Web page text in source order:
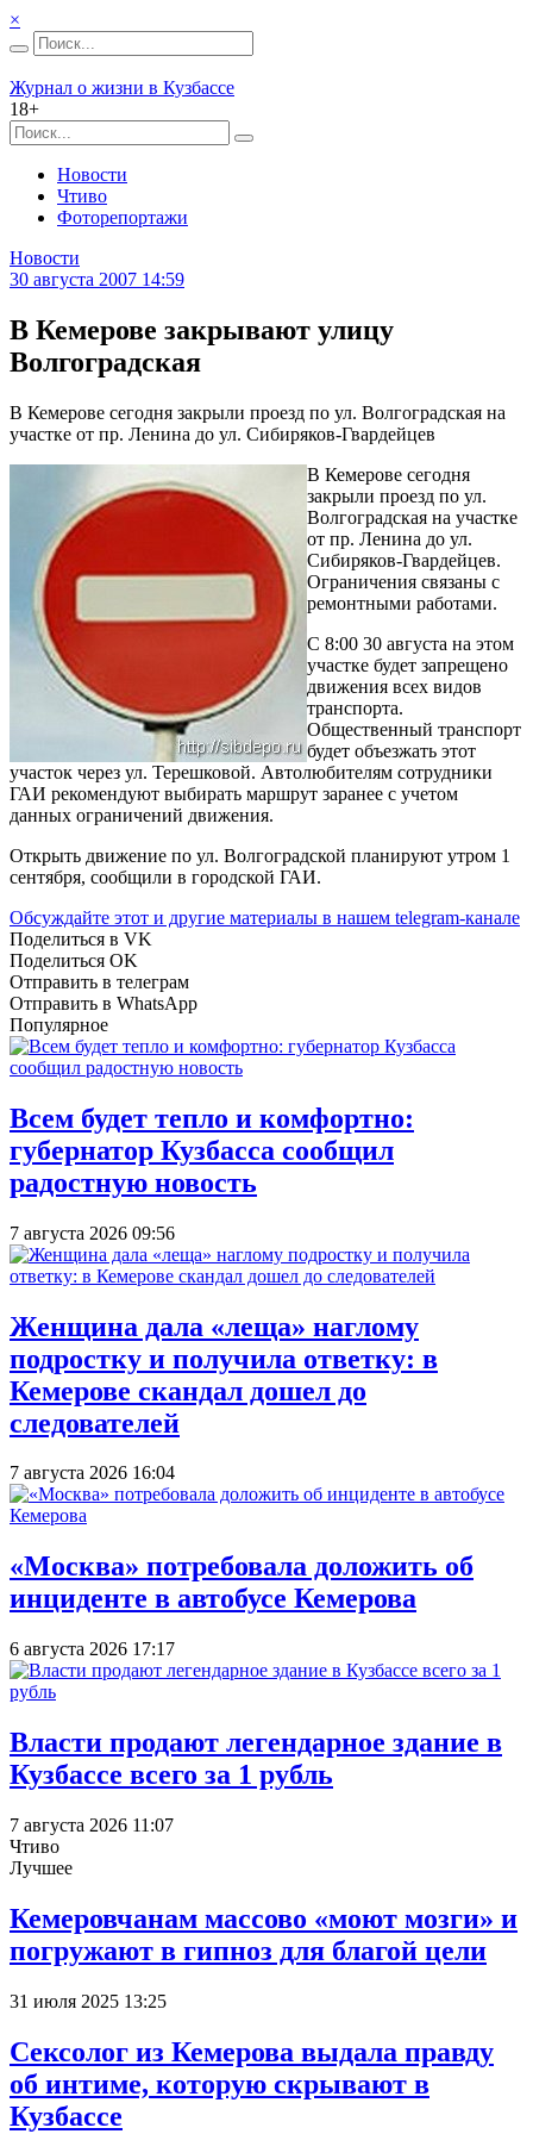
×
Журнал о жизни в Кузбассе
18+
Новости
Чтиво
Фоторепортажи
Новости
30 августа 2007 14:59
В Кемерове закрывают улицу
Волгоградская
В Кемерове сегодня закрыли проезд по ул. Волгоградская на
участке от пр. Ленина до ул. Сибиряков-Гвардейцев
В Кемерове сегодня
закрыли проезд по ул.
Волгоградская на участке
от пр. Ленина до ул.
Сибиряков-Гвардейцев.
Ограничения связаны с
ремонтными работами.
С 8:00 30 августа на этом
участке будет запрещено
движения всех видов
транспорта.
Общественный транспорт
будет объезжать этот
участок через ул. Терешковой. Автолюбителям сотрудники
ГАИ рекомендуют выбирать маршрут заранее с учетом
данных ограничений движения.
Открыть движение по ул. Волгоградской планируют утром 1
сентября, сообщили в городской ГАИ.
Обсуждайте этот и другие материалы в нашем telegram-канале
Поделиться в VK
Поделиться OK
Отправить в телеграм
Отправить в WhatsApp
Популярное
Всем будет тепло и комфортно:
губернатор Кузбасса сообщил
радостную новость
7 августа 2026 09:56
Женщина дала «леща» наглому
подростку и получила ответку: в
Кемерове скандал дошел до
следователей
7 августа 2026 16:04
«Москва» потребовала доложить об
инциденте в автобусе Кемерова
6 августа 2026 17:17
Власти продают легендарное здание в
Кузбассе всего за 1 рубль
7 августа 2026 11:07
Чтиво
Лучшее
Кемеровчанам массово «моют мозги» и
погружают в гипноз для благой цели
31 июля 2025 13:25
Сексолог из Кемерова выдала правду
об интиме, которую скрывают в
Кузбассе